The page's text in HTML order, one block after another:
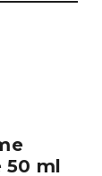
50 ml